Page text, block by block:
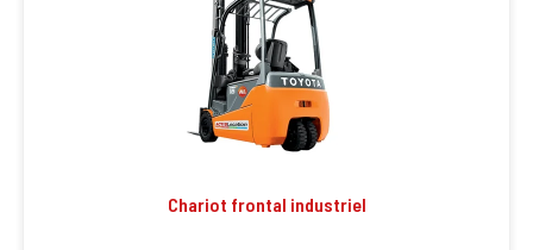
Chariot frontal industriel